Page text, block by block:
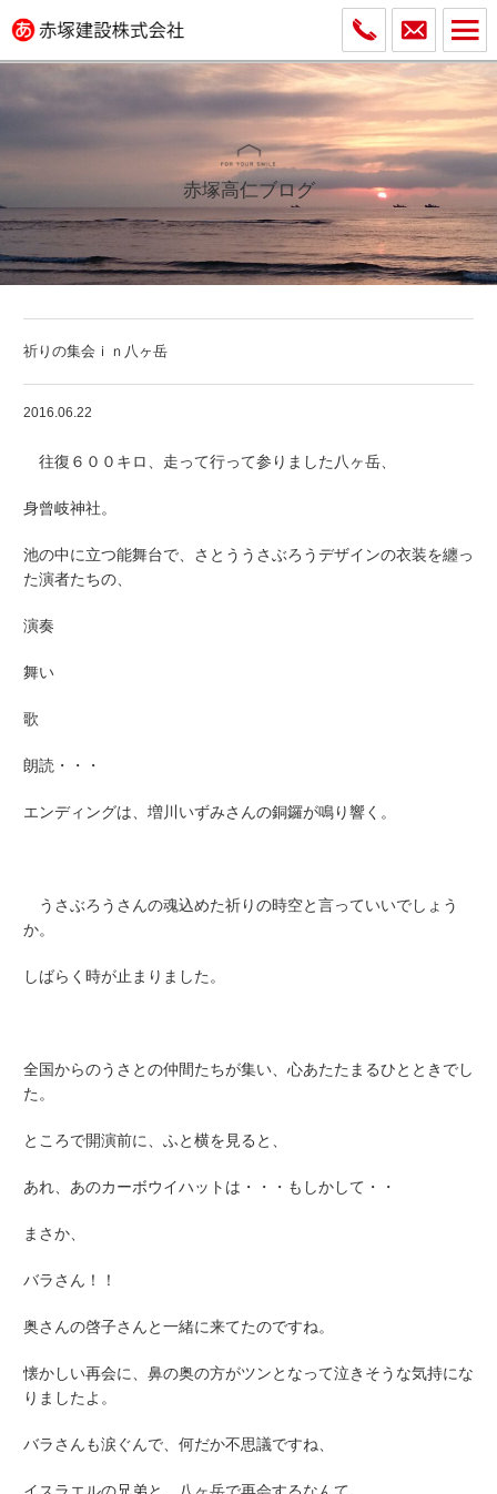
赤塚高仁ブログ
祈りの集会ｉｎ八ヶ岳
2016.06.22
往復６００キロ、走って行って参りました八ヶ岳、
身曾岐神社。
池の中に立つ能舞台で、さとううさぶろうデザインの衣装を纏っ
た演者たちの、
演奏
舞い
歌
朗読・・・
エンディングは、増川いずみさんの銅鑼が鳴り響く。
うさぶろうさんの魂込めた祈りの時空と言っていいでしょう
か。
しばらく時が止まりました。
全国からのうさとの仲間たちが集い、心あたたまるひとときでし
た。
ところで開演前に、ふと横を見ると、
あれ、あのカーボウイハットは・・・もしかして・・
まさか、
バラさん！！
奥さんの啓子さんと一緒に来てたのですね。
懐かしい再会に、鼻の奥の方がツンとなって泣きそうな気持にな
りましたよ。
バラさんも涙ぐんで、何だか不思議ですね、